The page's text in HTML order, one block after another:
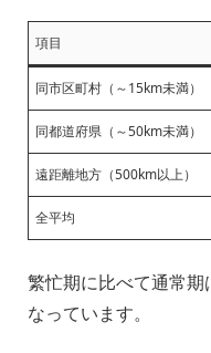
項目
同市区町村（～15km未満）
同都道府県（～50km未満）
遠距離地方（500km以上）
全平均
繁忙期に比べて通常期
なっています。